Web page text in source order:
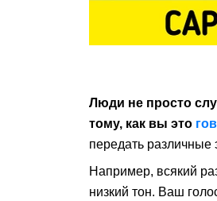
Люди не просто
тому, как вы это
передать различные
Например, всякий
низкий тон. Ваш